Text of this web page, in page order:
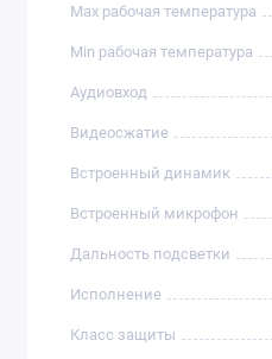
Max рабочая температура
Min рабочая температура
Аудиовход
Видеосжатие
Встроенный динамик
Встроенный микрофон
Дальность подсветки
Исполнение
Класс защиты